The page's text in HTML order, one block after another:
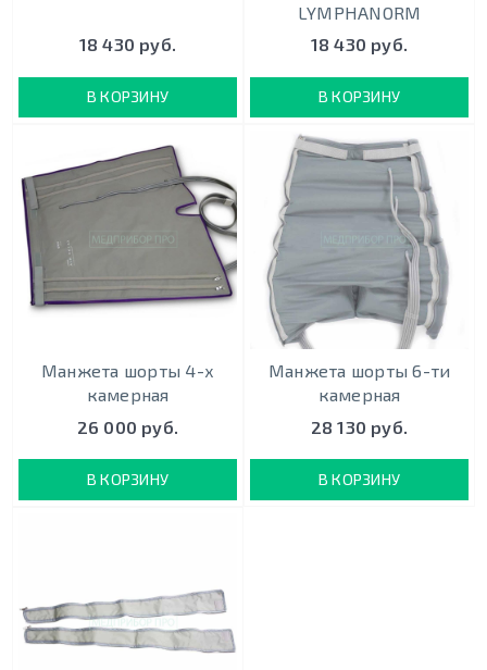
18 430 руб.
В КОРЗИНУ
LYMPHANORM
18 430 руб.
В КОРЗИНУ
Манжета шорты 4-х
камерная
26 000 руб.
В КОРЗИНУ
Манжета шорты 6-ти
камерная
28 130 руб.
В КОРЗИНУ